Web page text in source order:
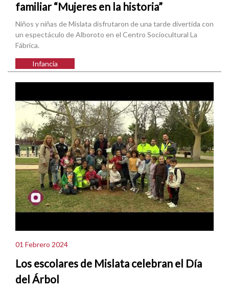
familiar “Mujeres en la historia”
Niños y niñas de Mislata disfrutaron de una tarde divertida con
un espectáculo de Alboroto en el Centro Sociocultural La
Fábrica.
Infancia
01 Febrero 2024
Los escolares de Mislata celebran el Día
del Árbol